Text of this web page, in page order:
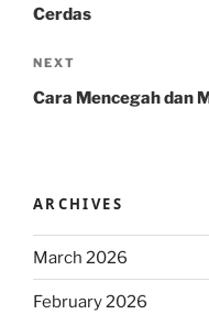
Cerdas
Next
Post
NEXT
Cara Mencegah dan
ARCHIVES
March 2026
February 2026